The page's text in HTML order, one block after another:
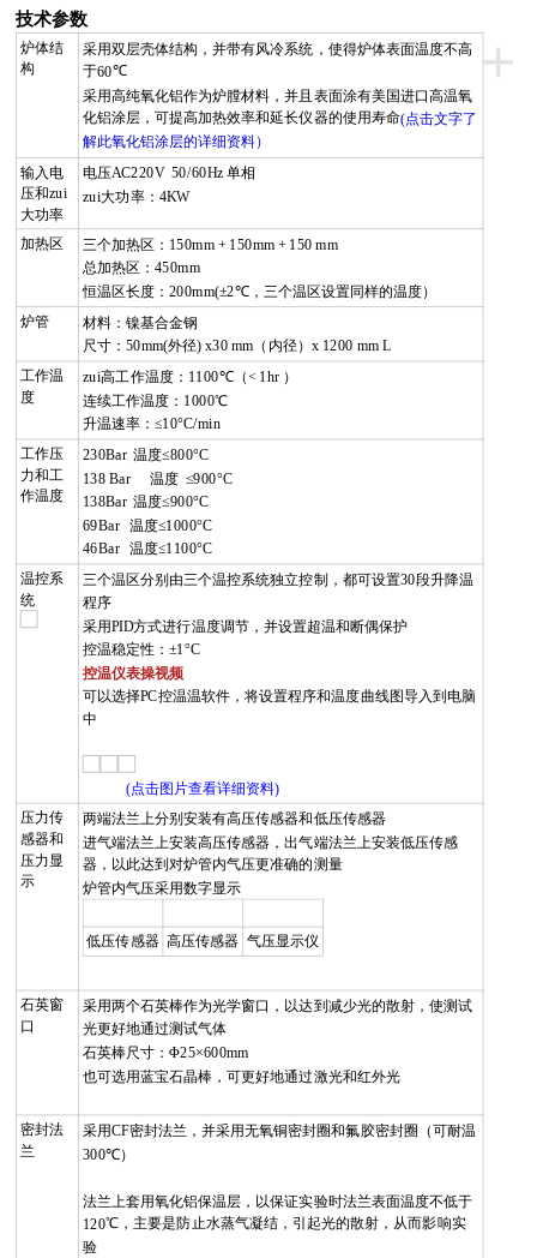
技术参数
+
炉体结
构
采用双层壳体结构，并带有风冷系统，使得炉体表面温度不高
于60℃
采用高纯氧化铝作为炉膛材料，并且表面涂有美国进口高温氧
化铝涂层，可提高加热效率和延长仪器的使用寿命(点击文字了
解此氧化铝涂层的详细资料）
输入电
压和zui
大功率
电压AC220V 50/60Hz 单相
zui大功率：4KW
加热区 三个加热区： 150mm + 150mm + 150 mm
总加热区：450mm
恒温区长度：200mm(±2℃，三个温区设置同样的温度）
炉管
材料：镍基合金钢
尺寸：50mm(外径) x30 mm （内径）x 1200 mm L
工作温
度
zui高工作温度： 1100℃（< 1hr ）
连续工作温度：1000℃
升温速率：≤10°C/min
工作压
力和工
作温度
230Bar温度≤800°C
138 Bar温度 ≤900°C
138Bar温度≤900°C
69Bar温度≤1000°C
46Bar温度≤1100°C
温控系
统
三个温区分别由三个温控系统独立控制，都可设置30段升降温
程序
采用PID方式进行温度调节，并设置超温和断偶保护
控温稳定性：±1°C
控温仪表操视频
可以选择PC控温温软件，将设置程序和温度曲线图导入到电脑
中
(点击图片查看详细资料)
压力传
感器和
压力显
示
两端法兰上分别安装有高压传感器和低压传感器
进气端法兰上安装高压传感器，出气端法兰上安装低压传感
器，以此达到对炉管内气压更准确的测量
炉管内气压采用数字显示
低压传感器 高压传感器 气压显示仪
石英窗
口
采用两个石英棒作为光学窗口，以达到减少光的散射，使测试
光更好地通过测试气体
石英棒尺寸：Φ25×600mm
也可选用蓝宝石晶棒，可更好地通过激光和红外光
密封法
兰
采用CF密封法兰，并采用无氧铜密封圈和氟胶密封圈（可耐温
300℃）
法兰上套用氧化铝保温层，以保证实验时法兰表面温度不低于
120℃，主要是防止水蒸气凝结，引起光的散射，从而影响实
验